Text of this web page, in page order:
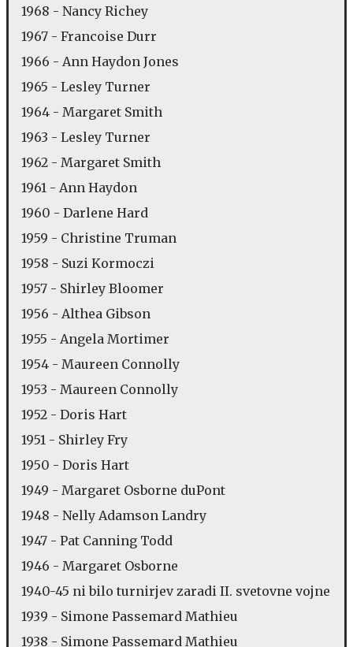
1968 - Nancy Richey
1967 - Francoise Durr
1966 - Ann Haydon Jones
1965 - Lesley Turner
1964 - Margaret Smith
1963 - Lesley Turner
1962 - Margaret Smith
1961 - Ann Haydon
1960 - Darlene Hard
1959 - Christine Truman
1958 - Suzi Kormoczi
1957 - Shirley Bloomer
1956 - Althea Gibson
1955 - Angela Mortimer
1954 - Maureen Connolly
1953 - Maureen Connolly
1952 - Doris Hart
1951 - Shirley Fry
1950 - Doris Hart
1949 - Margaret Osborne duPont
1948 - Nelly Adamson Landry
1947 - Pat Canning Todd
1946 - Margaret Osborne
1940-45 ni bilo turnirjev zaradi II. svetovne vojne
1939 - Simone Passemard Mathieu
1938 - Simone Passemard Mathieu